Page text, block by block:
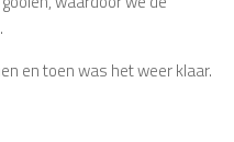
en toen was het weer klaar.